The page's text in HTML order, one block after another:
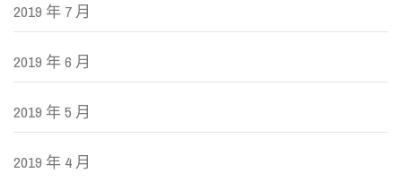
2019 年 7 月
2019 年 6 月
2019 年 5 月
2019 年 4 月